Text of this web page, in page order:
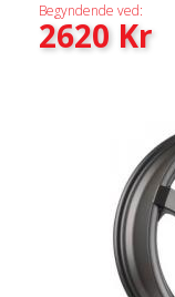
Begyndende ved:
2620Kr